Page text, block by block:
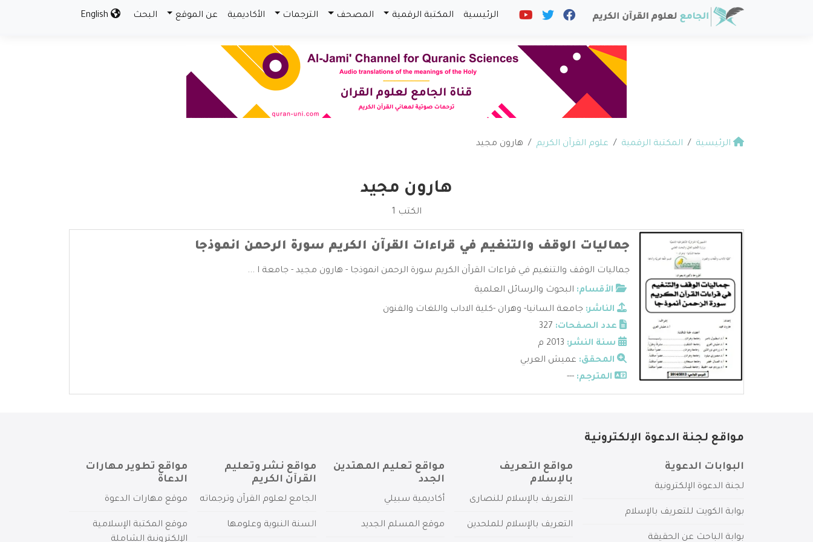
الرئيسية المكتبة الرقمية المصحف الترجمات الأكاديمية عن الموقع البحث
الرئيسية المكتبة الرقمية علوم القرآن الكريم هارون مجيد
هارون مجيد
الكتب 1
جماليات الوقف والتنغيم في قراءات القرآن الكريم سورة الرحمن انموذجا
جماليات الوقف والتنغيم في قراءات القرآن الكريم سورة الرحمن انموذجا - هارون مجيد - جامعة ا ...
الأقسام: البحوث والرسائل العلمية
الناشر: جامعة السانيا- وهران -كلية الاداب واللغات والفنون
عدد الصفحات:
سنة النشر:
المحقق: عميش العربي
المترجم: ---
مواقع لجنة الدعوة الإلكترونية
البوابات الدعوية
لجنة الدعوة الإلكترونية
بوابة الكويت للتعريف بالإسلام
بوابة الباحث عن الحقيقة
مواقع التعريف
بالإسلام
التعريف بالإسلام للنصارى
التعريف بالإسلام للملحدين
مواقع تعليم المهتدين
الجدد
أكاديمية سبيلي
موقع المسلم الجديد
مواقع نشر وتعليم
القرآن الكريم
الجامع لعلوم القرآن وترجماته
السنة النبوية وعلومها
مواقع تطوير مهارات
الدعاة
موقع مهارات الدعوة
موقع المكتبة الإسلامية
الإلكترونية الشاملة